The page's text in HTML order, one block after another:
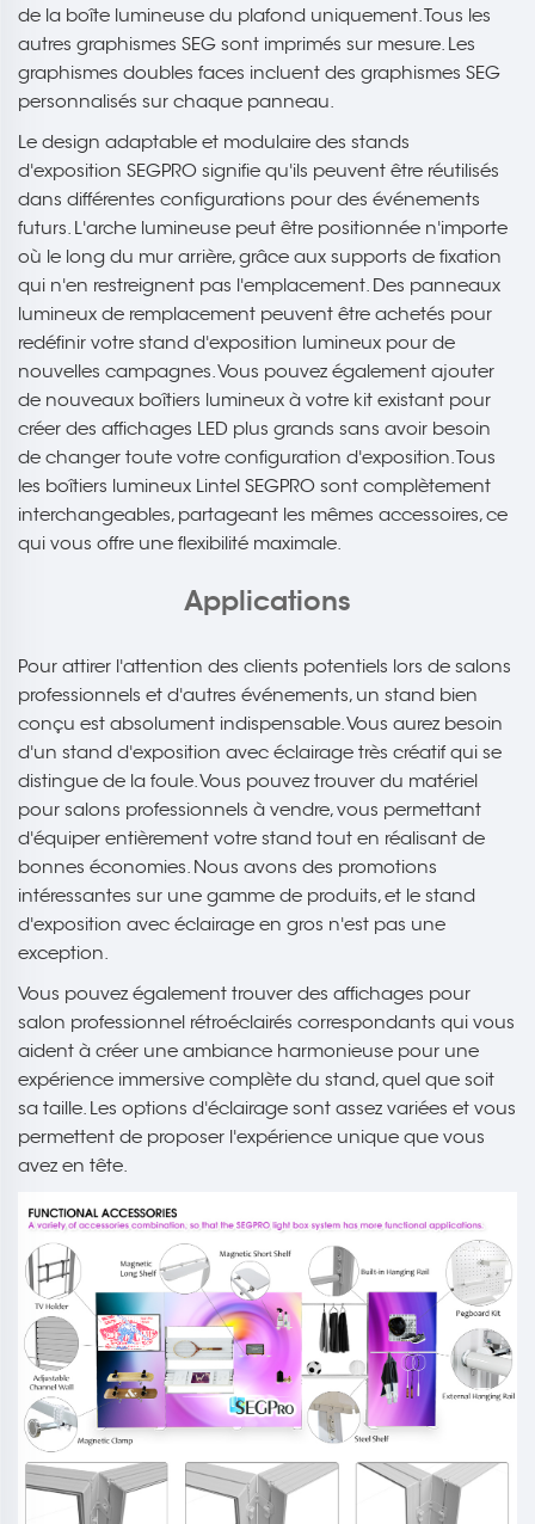
de la boîte lumineuse du plafond uniquement. Tous les
autres graphismes SEG sont imprimés sur mesure. Les
graphismes doubles faces incluent des graphismes SEG
personnalisés sur chaque panneau.
Le design adaptable et modulaire des stands
d'exposition SEGPRO signifie qu'ils peuvent être réutilisés
dans différentes configurations pour des événements
futurs. L'arche lumineuse peut être positionnée n'importe
où le long du mur arrière, grâce aux supports de fixation
qui n'en restreignent pas l'emplacement. Des panneaux
lumineux de remplacement peuvent être achetés pour
redéfinir votre stand d'exposition lumineux pour de
nouvelles campagnes. Vous pouvez également ajouter
de nouveaux boîtiers lumineux à votre kit existant pour
créer des affichages LED plus grands sans avoir besoin
de changer toute votre configuration d'exposition. Tous
les boîtiers lumineux Lintel SEGPRO sont complètement
interchangeables, partageant les mêmes accessoires, ce
qui vous offre une flexibilité maximale.
Applications
Pour attirer l'attention des clients potentiels lors de salons
professionnels et d'autres événements, un stand bien
conçu est absolument indispensable. Vous aurez besoin
d'un stand d'exposition avec éclairage très créatif qui se
distingue de la foule. Vous pouvez trouver du matériel
pour salons professionnels à vendre, vous permettant
d'équiper entièrement votre stand tout en réalisant de
bonnes économies. Nous avons des promotions
intéressantes sur une gamme de produits, et le stand
d'exposition avec éclairage en gros n'est pas une
exception.
Vous pouvez également trouver des affichages pour
salon professionnel rétroéclairés correspondants qui vous
aident à créer une ambiance harmonieuse pour une
expérience immersive complète du stand, quel que soit
sa taille. Les options d'éclairage sont assez variées et vous
permettent de proposer l'expérience unique que vous
avez en tête.